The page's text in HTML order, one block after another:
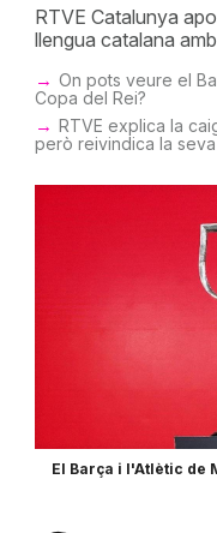
RTVE Catalunya
llengua catalana
On pots veure el
Copa del Rei?
RTVE explica la
però reivindica la
El Barça i l'Atlètic de